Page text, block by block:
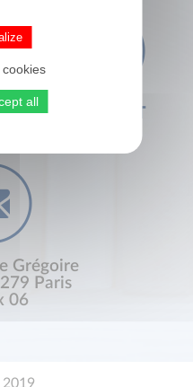
CONTACT
Grégoire
Paris
06
all